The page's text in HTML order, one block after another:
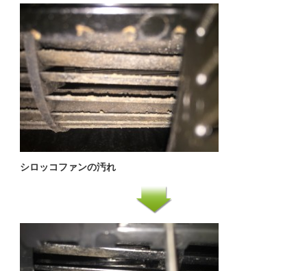
シロッコファンの汚れ